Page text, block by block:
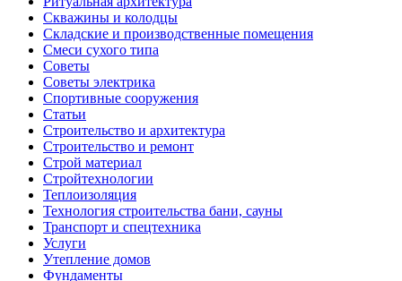
Скважины и колодцы
Складские и производственные помещения
Смеси сухого типа
Советы
Советы электрика
Спортивные сооружения
Статьи
Строительство и архитектура
Строительство и ремонт
Строй материал
Стройтехнологии
Теплоизоляция
Технология строительства бани, сауны
Транспорт и спецтехника
Услуги
Утепление домов
Фундаменты